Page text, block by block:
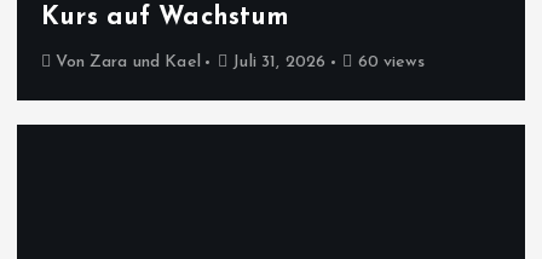
Kurs auf Wachstum
Von Zara und Kael Juli 31, 2026 60 views